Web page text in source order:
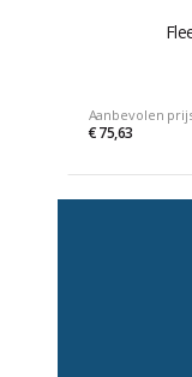
Aanbevolen
€ 75,63